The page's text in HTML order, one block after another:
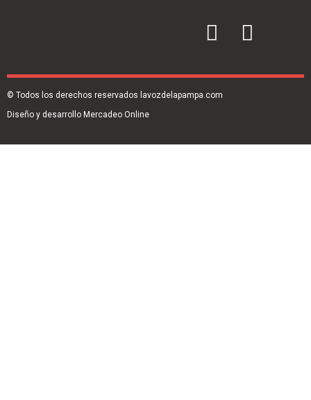
© Todos los derechos reservados lavozdelapampa.com
Diseño y desarrollo Mercadeo Online